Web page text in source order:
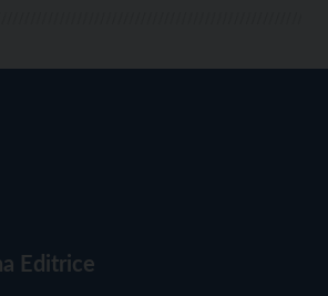
Editrice